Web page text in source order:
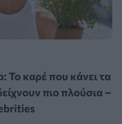
Το καρέ που κάνει τα
πιο πλούσια –